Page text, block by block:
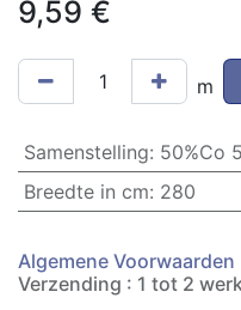
9,59 €
m
Samenstelling: 50%Co
Breedte in cm: 280
Algemene Voorwaarden
Verzending : 1 tot 2